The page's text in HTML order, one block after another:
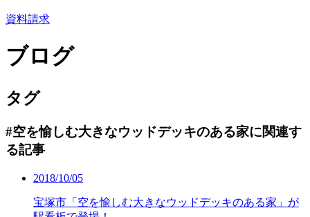
資料請求
ブログ
タグ
#空を愉しむ大きなウッドデッキのある家に関連す
る記事
2018/10/05
宝塚市「空を愉しむ大きなウッドデッキのある家」が